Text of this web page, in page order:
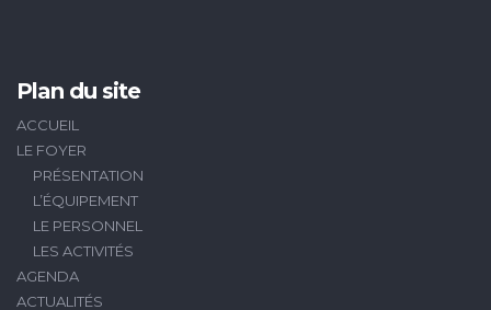
Plan du site
ACCUEIL
LE FOYER
PRÉSENTATION
L’ÉQUIPEMENT
LE PERSONNEL
LES ACTIVITÉS
AGENDA
ACTUALITÉS